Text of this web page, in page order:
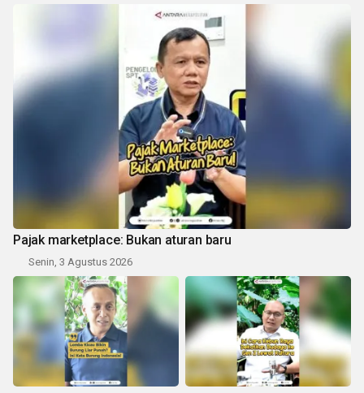
Pajak marketplace: Bukan aturan baru
Senin, 3 Agustus 2026